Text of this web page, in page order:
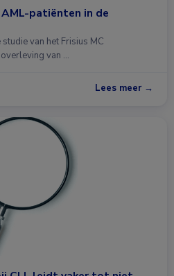
patiënten in de
van het Frisius MC
van …
Lees meer →